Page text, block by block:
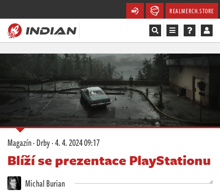
REALMERCH.STORE
Magazín
Recenze
Videa
Soutěže
Databáze
Komunita
Magazín·Drby·4. 4. 2024 09:17
Blíží se prezentace PlayStationu
Michal Burian